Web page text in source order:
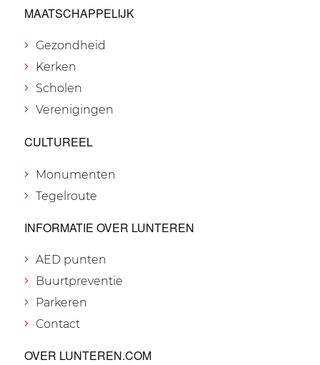
MAATSCHAPPELIJK
Gezondheid
Kerken
Scholen
Verenigingen
CULTUREEL
Monumenten
Tegelroute
INFORMATIE OVER LUNTEREN
AED punten
Buurtpreventie
Parkeren
Contact
OVER LUNTEREN.COM